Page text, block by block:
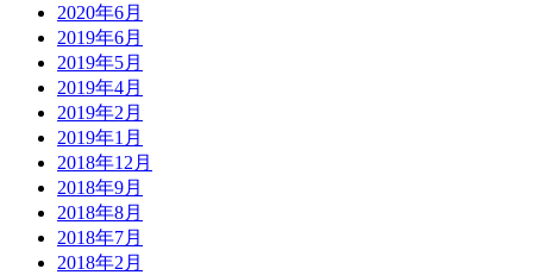
2020年6月
2019年6月
2019年5月
2019年4月
2019年2月
2019年1月
2018年12月
2018年9月
2018年8月
2018年7月
2018年2月